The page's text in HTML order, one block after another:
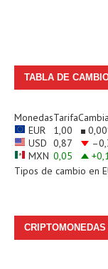
TABLA DE
MonedasTarifa
EUR
1,00 0,00
USD 0,87
MXN 0,05
Tipos de cambio en
CRIPTOMONEDAS